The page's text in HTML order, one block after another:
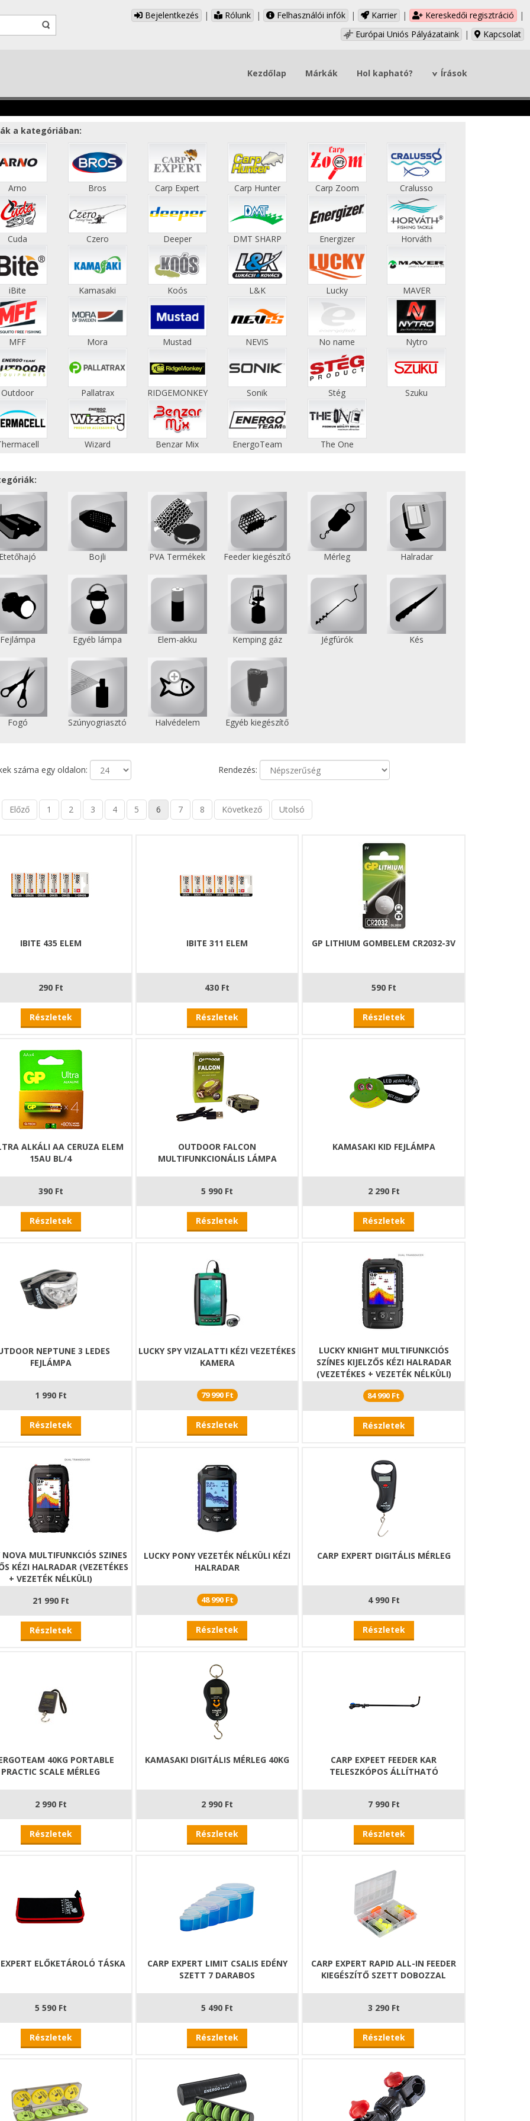
Bejelentkezés | Rólunk | Felhasználói infók | Karrier | Kereskedői regisztráció
|
Európai Uniós Pályázataink
| Kapcsolat
Kezdőlap Márkák Hol kapható? Írások
a kategóriában:
Arno Bros Carp Expert Carp Hunter Carp Zoom Cralusso
Cuda Czero Deeper DMT SHARP Energizer Horváth
iBite Kamasaki Koós L&K Lucky MAVER
MFF Mora Mustad NEVIS No name Nytro
Outdoor Pallatrax RIDGEMONKEY Sonik Stég Szuku
Wizard Benzar Mix EnergoTeam The One
Bojli PVA Termékek Feeder kiegészítő Mérleg Halradar
Fejlámpa Egyéb lámpa Elem-akku Kemping gáz Jégfúrók Kés
Fogó Szúnyogriasztó Halvédelem Egyéb kiegészítő
száma egy oldalon: Rendezés:
Előző 1 2 3 4 5 6 7 8 Következő Utolsó
IBITE 435 ELEM
290 Ft
Részletek
IBITE 311 ELEM
430 Ft
Részletek
GP LITHIUM GOMBELEM CR2032-3V
590 Ft
Részletek
ALKÁLI AA CERUZA ELEM
15AU BL/4
390 Ft
Részletek
OUTDOOR FALCON
MULTIFUNKCIONÁLIS LÁMPA
5 990 Ft
Részletek
KAMASAKI KID FEJLÁMPA
2 290 Ft
Részletek
NEPTUNE 3 LEDES
FEJLÁMPA
1 990 Ft
Részletek
LUCKY SPY VIZALATTI KÉZI VEZETÉKES
KAMERA
79 990 Ft
Részletek
LUCKY KNIGHT MULTIFUNKCIÓS
SZÍNES KIJELZŐS KÉZI HALRADAR
(VEZETÉKES + VEZETÉK NÉLKÜLI)
84 990 Ft
Részletek
NOVA MULTIFUNKCIÓS SZINES
KÉZI HALRADAR (VEZETÉKES
+ VEZETÉK NÉLKÜLI)
21 990 Ft
Részletek
LUCKY PONY VEZETÉK NÉLKÜLI KÉZI
HALRADAR
48 990 Ft
Részletek
CARP EXPERT DIGITÁLIS MÉRLEG
4 990 Ft
Részletek
40KG PORTABLE
PRACTIC SCALE MÉRLEG
2 990 Ft
Részletek
KAMASAKI DIGITÁLIS MÉRLEG 40KG
2 990 Ft
Részletek
CARP EXPEET FEEDER KAR
TELESZKÓPOS ÁLLÍTHATÓ
7 990 Ft
Részletek
ELŐKETÁROLÓ TÁSKA
5 590 Ft
Részletek
CARP EXPERT LIMIT CSALIS EDÉNY
SZETT 7 DARABOS
5 490 Ft
Részletek
CARP EXPERT RAPID ALL-IN FEEDER
KIEGÉSZÍTŐ SZETT DOBOZZAL
3 290 Ft
Részletek